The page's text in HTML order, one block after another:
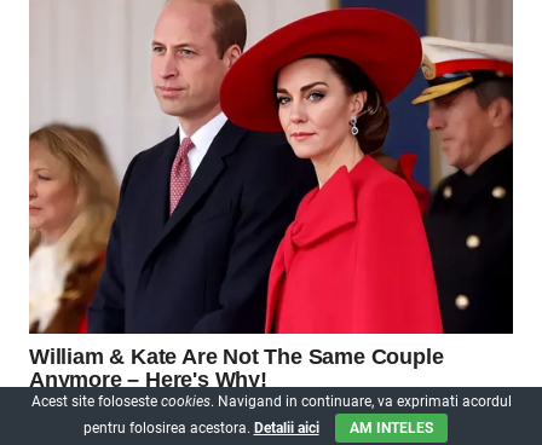
Acest site foloseste cookies. Navigand in continuare, va exprimati acordul
pentru folosirea acestora. Detalii aici AM INTELES